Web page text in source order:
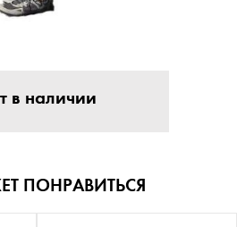
в наличии
ПОНРАВИТЬСЯ